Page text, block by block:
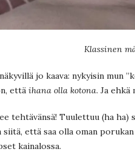
Klassinen
jo kaava: nykyisin mun
että ihana olla kotona. Ja ehkä
tehtävänsä! Tuulettuu (ha
että saa olla oman
kainalossa.